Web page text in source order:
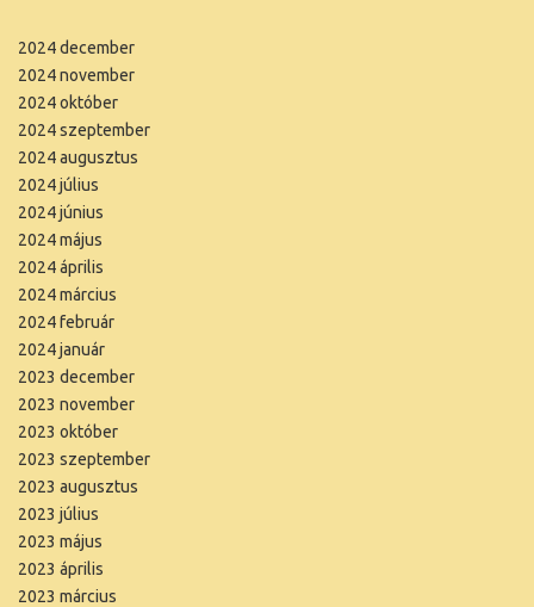
2024 december
2024 november
2024 október
2024 szeptember
2024 augusztus
2024 július
2024 június
2024 május
2024 április
2024 március
2024 február
2024 január
2023 december
2023 november
2023 október
2023 szeptember
2023 augusztus
2023 július
2023 május
2023 április
2023 március